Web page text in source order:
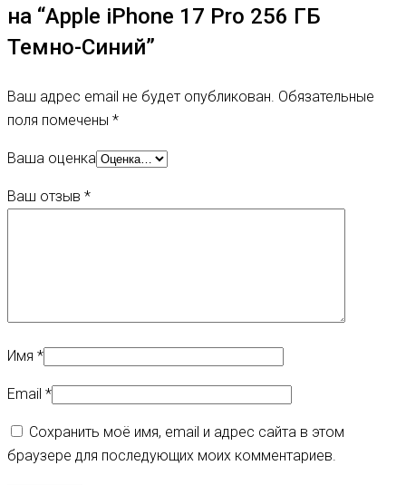
на “Apple iPhone 17 Pro 256 ГБ
Темно-Синий”
Ваш адрес email не будет опубликован. Обязательные
поля помечены *
Ваша оценка
Ваш отзыв *
Имя *
Email *
Сохранить моё имя, email и адрес сайта в этом
браузере для последующих моих комментариев.